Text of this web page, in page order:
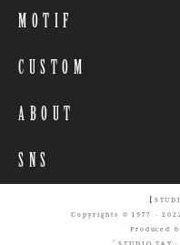
MOTIF
CUSTOM
ABOUT
SNS
【
Copyrights © 1977 -
Produced